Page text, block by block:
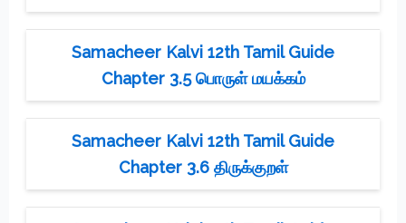
Samacheer Kalvi 12th Tamil Guide
Chapter 3.5 பொருள் மயக்கம்
Samacheer Kalvi 12th Tamil Guide
Chapter 3.6 திருக்குறள்